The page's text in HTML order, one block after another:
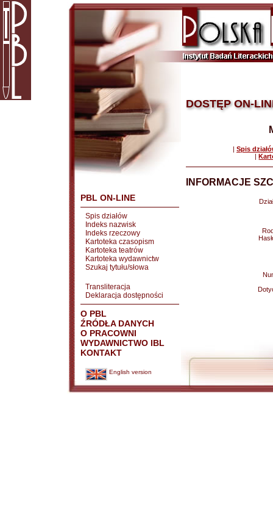
PBL ON-LINE
Spis działów
Indeks nazwisk
Indeks rzeczowy
Kartoteka czasopism
Kartoteka teatrów
Kartoteka wydawnictw
Szukaj tytułu/słowa
Transliteracja
Deklaracja dostępności
O PBL
ŹRÓDŁA DANYCH
O PRACOWNI
WYDAWNICTWO IBL
KONTAKT
English version
DOSTĘP ON-
| Spis
|
INFORMACJE